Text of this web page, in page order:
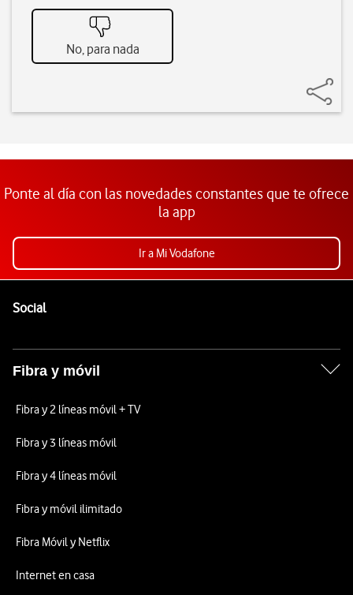
No, para nada
Ponte al día con las novedades constantes que te ofrece
la app
Ir a Mi Vodafone
SocialEnlaces a las redes sociales de Vodafone
Fibra y móvil
Fibra y 2 líneas móvil + TV
Fibra y 3 líneas móvil
Fibra y 4 líneas móvil
Fibra y móvil ilimitado
Fibra Móvil y Netflix
Internet en casa